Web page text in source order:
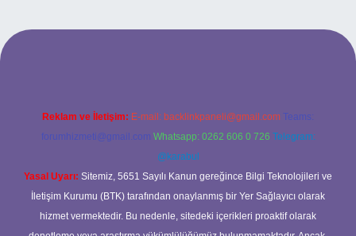
giriş adresi
Reklam ve İletişim: E-mail: backlinkpaneli@gmail.com Teams:
forumhizmeti@gmail.com Whatsapp: 0262 606 0 726 Telegram:
@karabul
Yasal Uyarı: Sitemiz, 5651 Sayılı Kanun gereğince Bilgi Teknolojileri ve
İletişim Kurumu (BTK) tarafından onaylanmış bir Yer Sağlayıcı olarak
hizmet vermektedir. Bu nedenle, sitedeki içerikleri proaktif olarak